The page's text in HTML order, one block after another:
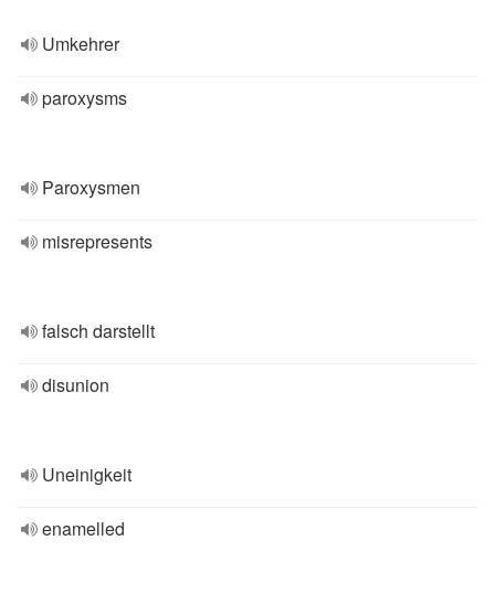
Umkehrer
paroxysms
Paroxysmen
misrepresents
falsch darstellt
disunion
Uneinigkeit
enamelled